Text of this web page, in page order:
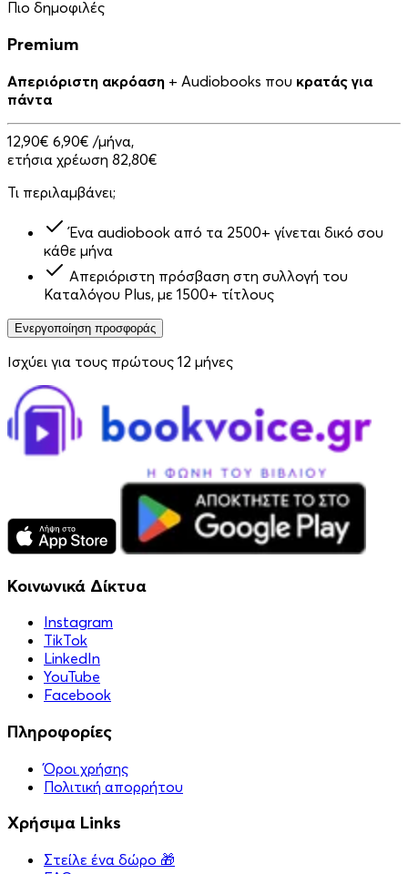
Πιο δημοφιλές
Premium
Απεριόριστη ακρόαση + Audiobooks που κρατάς για
πάντα
12,90€ 6,90€ /μήνα,
ετήσια χρέωση 82,80€
Τι περιλαμβάνει;
Ένα audiobook από τα 2500+ γίνεται δικό σου
κάθε μήνα
Απεριόριστη πρόσβαση στη συλλογή του
Καταλόγου Plus, με 1500+ τίτλους
Ενεργοποίηση προσφοράς
Ισχύει για τους πρώτους 12 μήνες
Κοινωνικά Δίκτυα
Instagram
TikTok
LinkedIn
YouTube
Facebook
Πληροφορίες
Όροι χρήσης
Πολιτική απορρήτου
Χρήσιμα Links
Στείλε ένα δώρο 🎁